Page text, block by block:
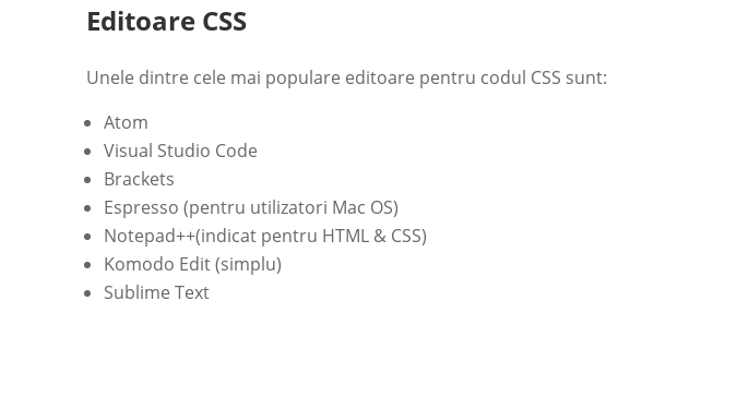
Editoare CSS
Unele dintre cele mai populare editoare pentru codul CSS sunt:
Atom
Visual Studio Code
Brackets
Espresso (pentru utilizatori Mac OS)
Notepad++(indicat pentru HTML & CSS)
Komodo Edit (simplu)
Sublime Text